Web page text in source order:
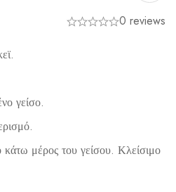
0 reviews
γείσο.
μέρος του γείσου. Κλείσιμο